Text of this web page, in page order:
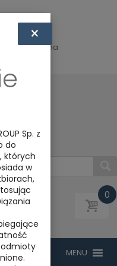
do nas na
0
×
Sp. z
do
których
w